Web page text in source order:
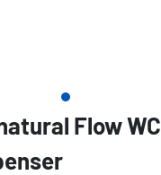
Flow WC